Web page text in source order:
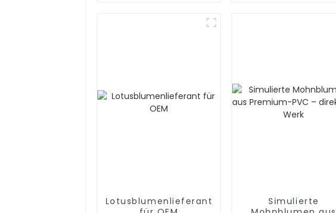
Lotusblumenlieferant
Simulierte